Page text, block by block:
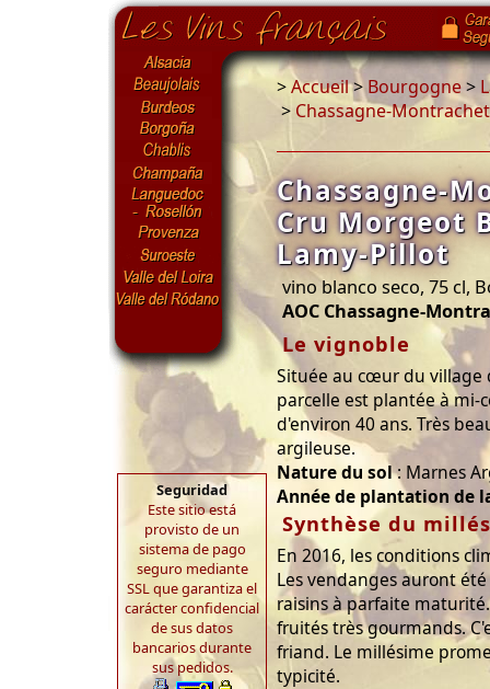
Seguridad
Este sitio está
provisto de un
sistema de pago
seguro mediante
SSL que garantiza el
carácter confidencial
de sus datos
bancarios durante
sus pedidos.
>Accueil>Bourgogne>
> Chassagne-
Chassagne-
Cru Morgeot
Lamy-Pillot
vino blanco seco, 75 cl,
AOC Chassagne-
Le vignoble
Située au cœur du village
parcelle est plantée à mi-
d'environ 40 ans. Très
argileuse.
Nature du sol: Marnes
Année de plantation de
Synthèse du
En 2016, les conditions
Les vendanges auront
raisins à parfaite
fruités très gourmands.
friand. Le millésime
typicité.